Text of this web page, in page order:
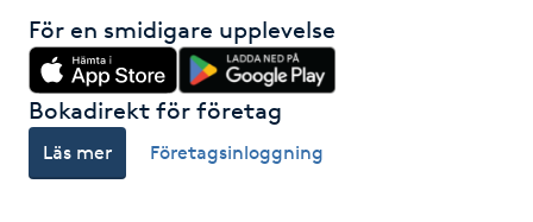
K18
Katun fransar
För en smidigare upplevelse
Bokadirekt för företag
Läs mer Företagsinloggning